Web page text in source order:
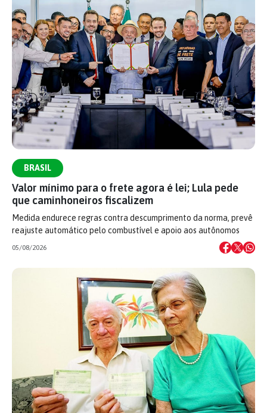
BRASIL
Valor mínimo para o frete agora é lei; Lula pede
que caminhoneiros fiscalizem
Medida endurece regras contra descumprimento da norma, prevê
reajuste automático pelo combustível e apoio aos autônomos
05/08/2026